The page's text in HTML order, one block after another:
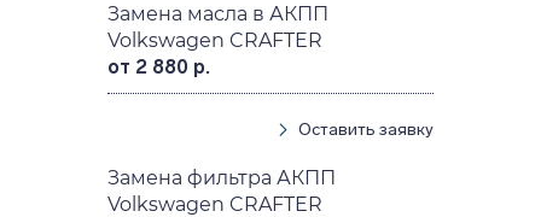
Замена масла в АКПП
Volkswagen CRAFTER
от 2 880 р.
Оставить заявку
Замена фильтра АКПП
Volkswagen CRAFTER